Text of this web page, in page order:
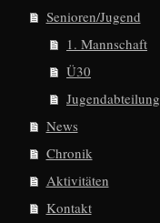
Senioren/Jugend
1. Mannschaft
Ü30
Jugendabteilung
News
Chronik
Aktivitäten
Kontakt